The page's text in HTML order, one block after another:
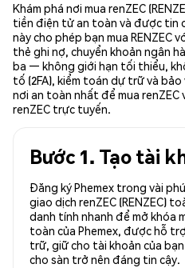
Khám phá nơi mua renZEC
tiền điện tử an toàn và được tin
này cho phép bạn mua RENZEC
thẻ ghi nợ, chuyển khoản ngân
ba — không giới hạn tối thiểu,
tố (2FA), kiểm toán dự trữ và
nơi an toàn nhất để mua
renZEC trực tuyến.
Bước 1. Tạo tài
Đăng ký Phemex trong vài
giao dịch renZEC (RENZEC)
danh tính nhanh để mở khóa
toàn của Phemex, được hỗ
trữ, giữ cho tài khoản của
cho sàn trở nên đáng tin cậy.